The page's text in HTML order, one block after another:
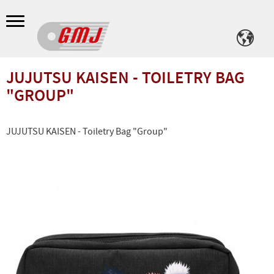
Meny
JUJUTSU KAISEN - TOILETRY BAG
"GROUP"
JUJUTSU KAISEN - Toiletry Bag "Group"